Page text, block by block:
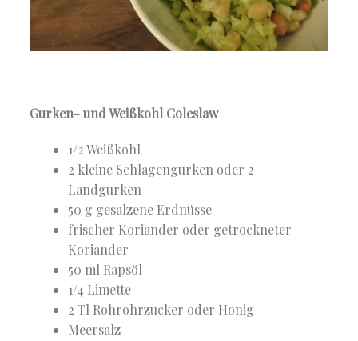
Gurken- und Weißkohl Coleslaw
1/2 Weißkohl
2 kleine Schlagengurken oder 2
Landgurken
50 g gesalzene Erdnüsse
frischer Koriander oder getrockneter
Koriander
50 ml Rapsöl
1/4 Limette
2 Tl Rohrohrzucker oder Honig
Meersalz